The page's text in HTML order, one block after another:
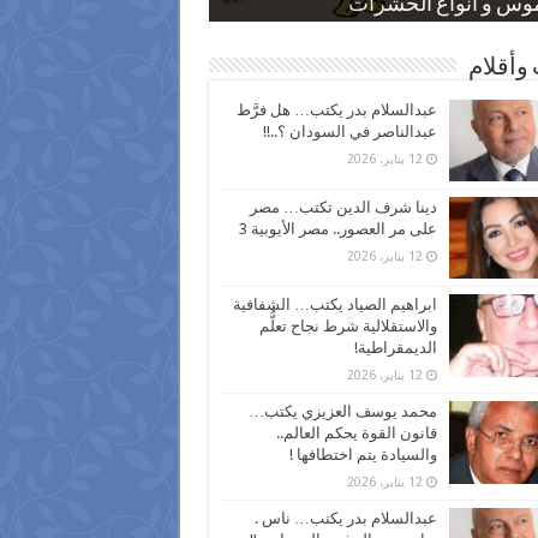
و أنواع الحشرات
بعد ارتفاع الأسعار
نسبة الطلاق في مصر
كاركاتيرية
كاركاتيرية
وأقلام
عبدالسلام بدر يكتب… هل فرَّط
عبدالناصر في السودان ؟..!!
12 يناير، 2026
دينا شرف الدين تكتب… مصر
على مر العصور.. مصر الأيوبية 3
12 يناير، 2026
ابراهيم الصياد يكتب… الشفافية
والاستقلالية شرط نجاح تعلُّم
الديمقراطية!
12 يناير، 2026
محمد يوسف العزيزي يكتب…
قانون القوة يحكم العالم..
والسيادة يتم اختطافها !
12 يناير، 2026
عبدالسلام بدر يكتب… ناس .